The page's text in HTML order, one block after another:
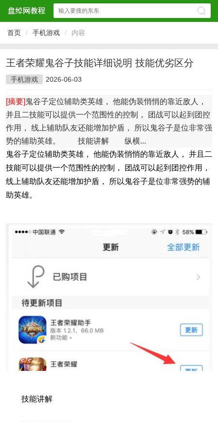
首页 / 手机游戏 / 内容
王者荣耀鬼谷子技能详细说明 技能优劣区分
手机游戏 2026-06-03
[摘要] 鬼谷子定位辅助类英雄， 他能伪装悄悄的靠近敌人，
并且二技能可以提供一个范围性的控制， 团战可以起到团控
作用， 线上辅助队友还能增加护盾， 所以鬼谷子是位非常强
势的辅助英雄。 技能讲解 纵横...
鬼谷子定位辅助类英雄， 他能伪装悄悄的靠近敌人， 并且二
技能可以提供一个范围性的控制， 团战可以起到团控作用，
线上辅助队友还能增加护盾， 所以鬼谷子是位非常强势的辅
助英雄。
技能讲解